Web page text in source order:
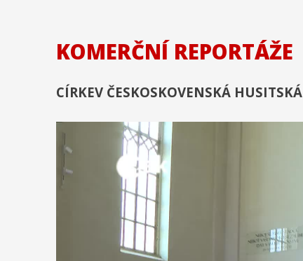
KOMERČNÍ REPORTÁŽE
CÍRKEV ČESKOSKOVENSKÁ HUSITSKÁ